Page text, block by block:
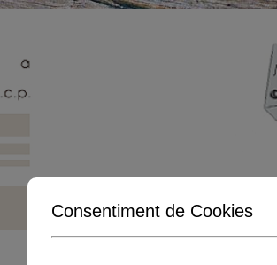
Consentiment de Cookies
Al·lumini Interiors Varis Contacte